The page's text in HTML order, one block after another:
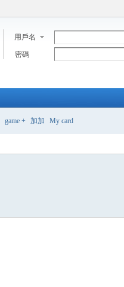
用戶名
密碼
game + 加加 My card